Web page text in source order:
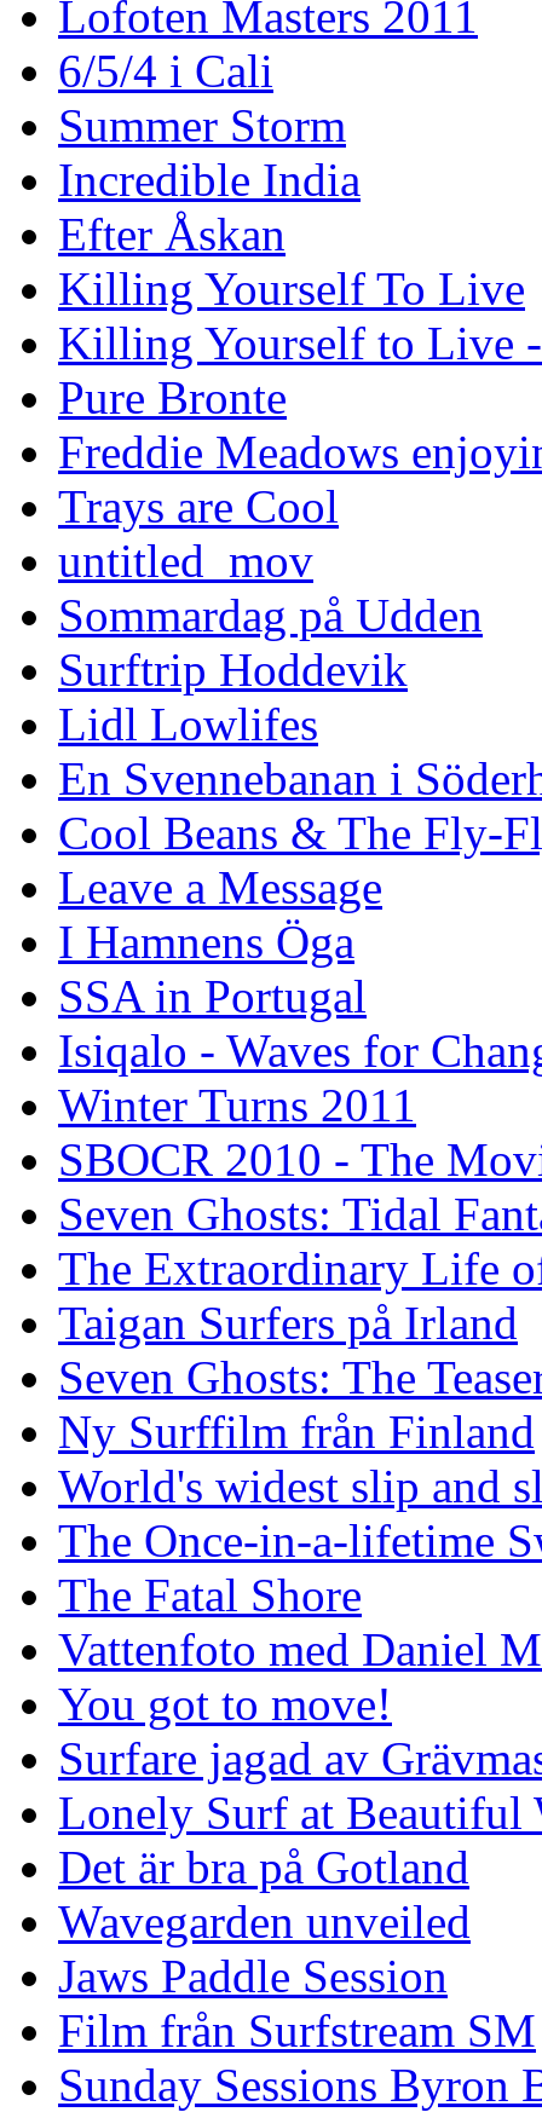
Lofoten Masters 2011
6/5/4 i Cali
Summer Storm
Incredible India
Efter Åskan
Killing Yourself To Live
Killing Yourself to Live -
Pure Bronte
Freddie Meadows
Trays are Cool
untitled_mov
Sommardag på Udden
Surftrip Hoddevik
Lidl Lowlifes
En Svennebanan i
Cool Beans & The Fly-
Leave a Message
I Hamnens Öga
SSA in Portugal
Isiqalo - Waves for
Winter Turns 2011
SBOCR 2010 - The
Seven Ghosts: Tidal
The Extraordinary Life
Taigan Surfers på Irland
Seven Ghosts: The
Ny Surffilm från Finland
World's widest slip and
The Once-in-a-lifetime
The Fatal Shore
Vattenfoto med Daniel
You got to move!
Surfare jagad av
Lonely Surf at Beautiful
Det är bra på Gotland
Wavegarden unveiled
Jaws Paddle Session
Film från Surfstream SM
Sunday Sessions Byron